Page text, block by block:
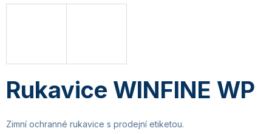
Rukavice WINFINE WP
Zimní ochranné rukavice s prodejní etiketou.